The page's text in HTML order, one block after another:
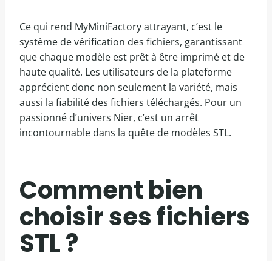
Ce qui rend MyMiniFactory attrayant, c’est le
système de vérification des fichiers, garantissant
que chaque modèle est prêt à être imprimé et de
haute qualité. Les utilisateurs de la plateforme
apprécient donc non seulement la variété, mais
aussi la fiabilité des fichiers téléchargés. Pour un
passionné d’univers Nier, c’est un arrêt
incontournable dans la quête de modèles STL.
Comment bien
choisir ses fichiers
STL ?